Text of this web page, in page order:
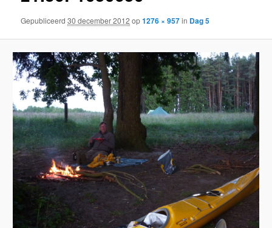
Gepubliceerd30 december 2012 op1276 × 957in Dag 5